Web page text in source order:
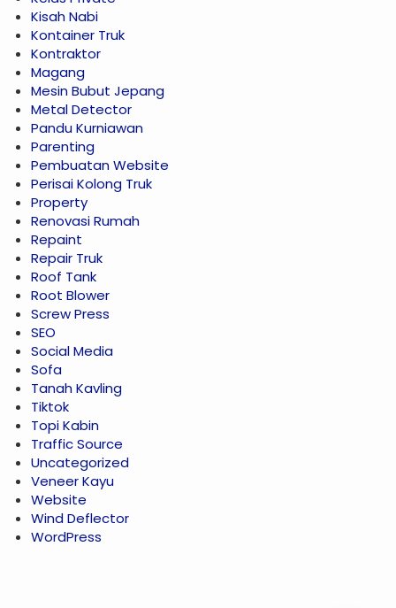
Kisah Nabi
Kontainer Truk
Kontraktor
Magang
Mesin Bubut Jepang
Metal Detector
Pandu Kurniawan
Parenting
Pembuatan Website
Perisai Kolong Truk
Property
Renovasi Rumah
Repaint
Repair Truk
Roof Tank
Root Blower
Screw Press
SEO
Social Media
Sofa
Tanah Kavling
Tiktok
Topi Kabin
Traffic Source
Uncategorized
Veneer Kayu
Website
Wind Deflector
WordPress